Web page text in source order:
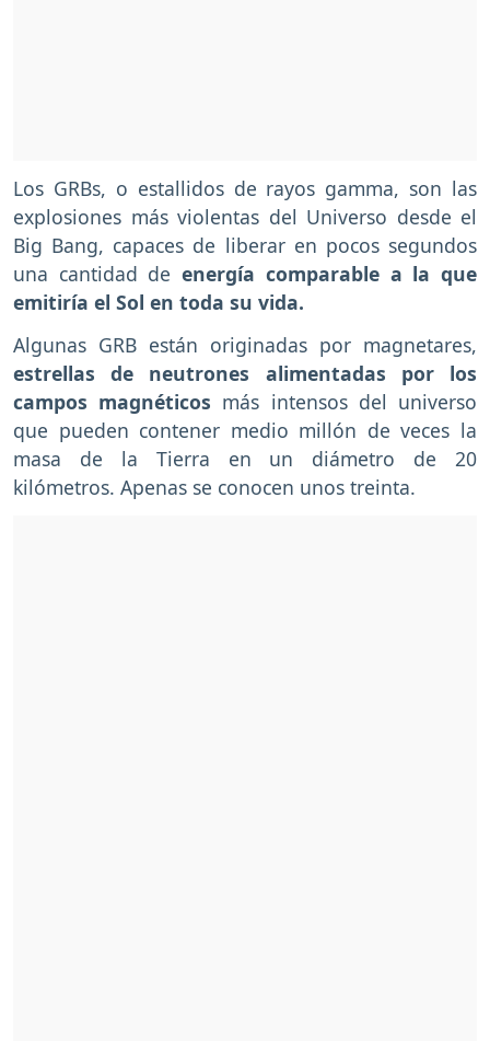
Los GRBs, o estallidos de rayos gamma, son las
explosiones más violentas del Universo desde el
Big Bang, capaces de liberar en pocos segundos
una cantidad de energía comparable a la que
emitiría el Sol en toda su vida.
Algunas GRB están originadas por magnetares,
estrellas de neutrones alimentadas por los
campos magnéticos más intensos del universo
que pueden contener medio millón de veces la
masa de la Tierra en un diámetro de 20
kilómetros. Apenas se conocen unos treinta.